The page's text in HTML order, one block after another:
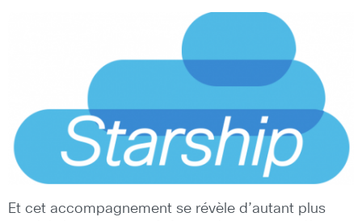
Et cet accompagnement se révèle d’autant plus